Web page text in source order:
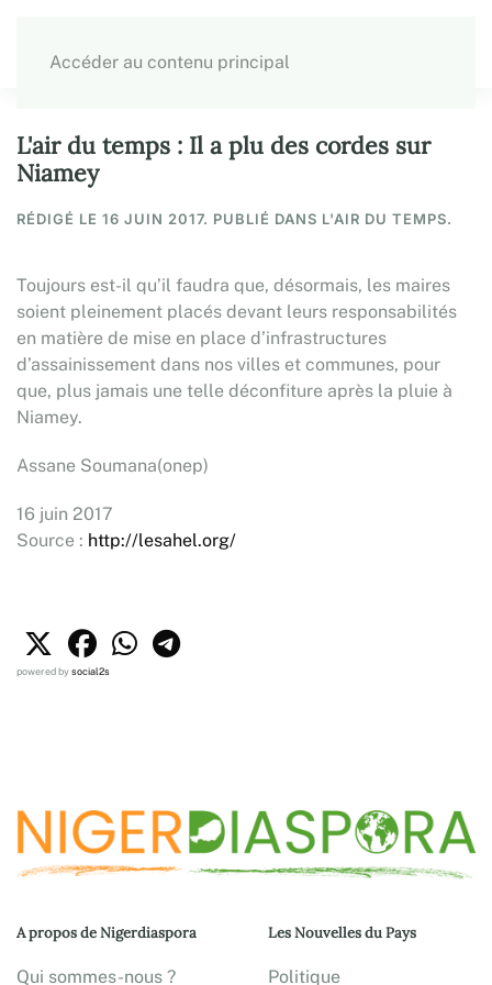
Accéder au contenu principal
L'air du temps : Il a plu des cordes sur
Niamey
RÉDIGÉ LE 16 JUIN 2017. PUBLIÉ DANS L'AIR DU TEMPS.
Toujours est-il qu’il faudra que, désormais, les maires
soient pleinement placés devant leurs responsabilités
en matière de mise en place d’infrastructures
d’assainissement dans nos villes et communes, pour
que, plus jamais une telle déconfiture après la pluie à
Niamey.
Assane Soumana(onep)
16 juin 2017
Source : http://lesahel.org/
powered bysocial2s
A propos de Nigerdiaspora
Qui sommes-nous ?
Les Nouvelles du Pays
Politique